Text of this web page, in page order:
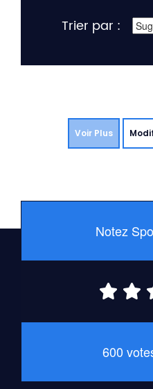
Trier par :
Voir Plus
Notez
600